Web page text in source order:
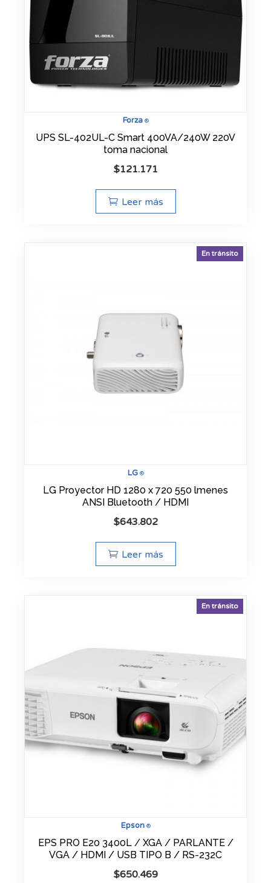
Forza®
UPS SL-402UL-C Smart 400VA/240W 220V
toma nacional
$121.171
Leer más
LG®
En tránsito
LG Proyector HD 1280 x 720 550 lmenes
ANSI Bluetooth / HDMI
$643.802
Leer más
Epson®
En tránsito
EPS PRO E20 3400L / XGA / PARLANTE /
VGA / HDMI / USB TIPO B / RS-232C
$650.469